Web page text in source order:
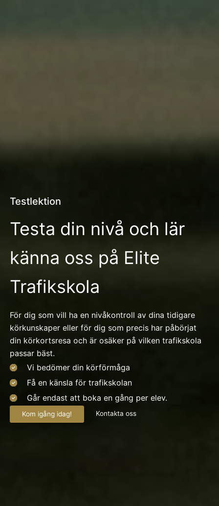
Testlektion
Testa din nivå och lär
känna oss på Elite
Trafikskola
För dig som vill ha en nivåkontroll av dina tidigare
körkunskaper eller för dig som precis har påbörjat
din körkortsresa och är osäker på vilken trafikskola
passar bäst.
Vi bedömer din körförmåga
Få en känsla för trafikskolan
Går endast att boka en gång per elev.
Kom igång idag! Kontakta oss